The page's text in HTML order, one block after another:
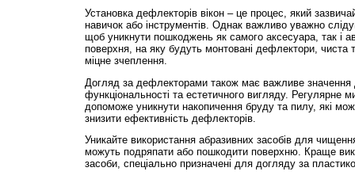
Установка дефлекторів вікон – це процес, який
навичок або інструментів. Однак важливо уважно
щоб уникнути пошкоджень як самого аксесуара, так і
поверхня, на яку будуть монтовані дефлектори, чиста
міцне зчеплення.
Догляд за дефлекторами також має важливе значення
функціональності та естетичного вигляду. Регулярне
допоможе уникнути накопичення бруду та пилу, які
знизити ефективність дефлекторів.
Уникайте використання абразивних засобів для
можуть подряпати або пошкодити поверхню. Краще
засоби, спеціально призначені для догляду за